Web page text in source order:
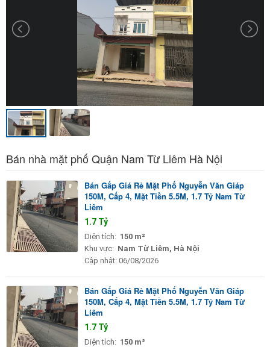
Bán nhà mặt phố Quận Nam Từ Liêm Hà Nội
Bán Gấp Giá Rẻ Mặt Phố Nguyễn Văn Giáp
150M, Cấp 4, Mặt Tiền 5.5M, 1.7 Tỷ Nam Từ
Liêm
1.7 Tỷ
Diện tích: 150 m²
Khu vực: Nam Từ Liêm, Hà Nội
Cập nhật: 06/08/2026
Bán Gấp Giá Rẻ Mặt Phố Nguyễn Văn Giáp
150M, Cấp 4, Mặt Tiền 5.5M, 1.7 Tỷ Nam Từ
Liêm
1.7 Tỷ
Diện tích: 150 m²